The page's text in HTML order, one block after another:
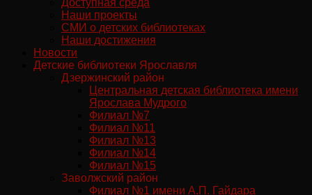
Доступная среда
Наши проекты
СМИ о детских библиотеках
Наши достижения
Новости
Детские библиотеки Ярославля
Дзержинский район
Центральная детская библиотека имени
Ярослава Мудрого
Филиал №7
Филиал №11
Филиал №13
Филиал №14
Филиал №15
Заволжский район
Филиал №1 имени А.П. Гайдара